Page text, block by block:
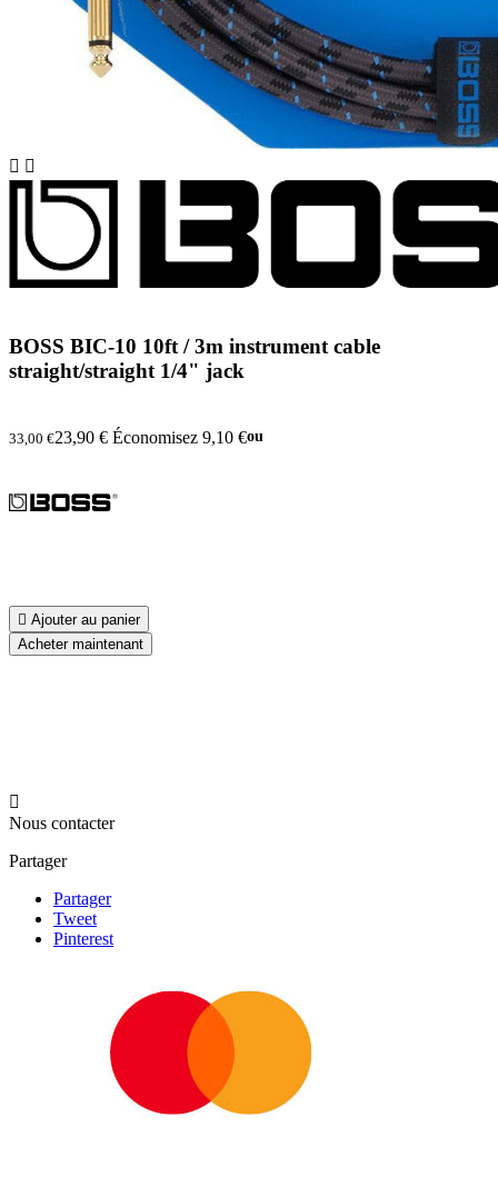
 
BOSS BIC-10 10ft / 3m instrument cable
straight/straight 1/4" jack
33,00 €23,90 € Économisez 9,10 €ou
 Ajouter au panier
Acheter maintenant

Nous contacter
Partager
Partager
Tweet
Pinterest